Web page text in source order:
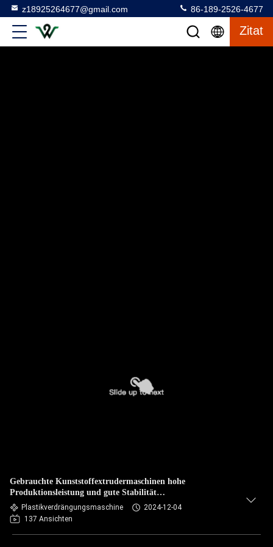
z18925264677@gmail.com 86-189-2526-4677
Zitat
Gebrauchte Kunststoffextrudermaschinen hohe
Produktionsleistung und gute Stabilität
Kunststofffolienmaschine pp Kunststoffblechextruder
Plastikverdrängungsmaschine
2024-12-04
137 Ansichten